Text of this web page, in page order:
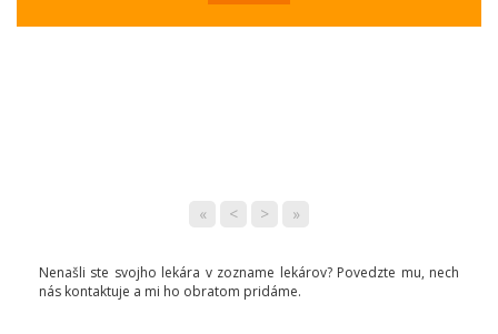
« < > »
Nenašli ste svojho lekára v zozname lekárov? Povedzte mu, nech
nás kontaktuje a mi ho obratom pridáme.